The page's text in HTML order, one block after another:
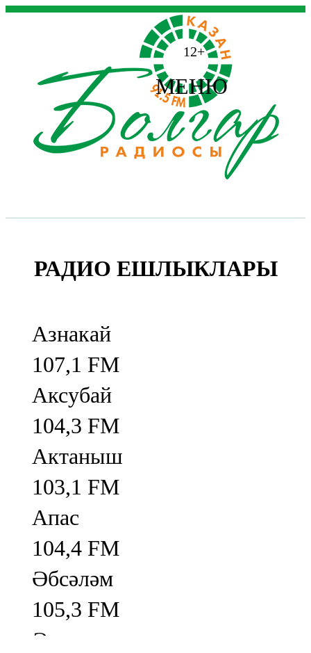
12+
МЕНЮ
РАДИО ЕШЛЫКЛАРЫ
Азнакай
107,1 FM
Аксубай
104,3 FM
Актаныш
103,1 FM
Апас
104,4 FM
Әбсәләм
105,3 FM
Әлмәт